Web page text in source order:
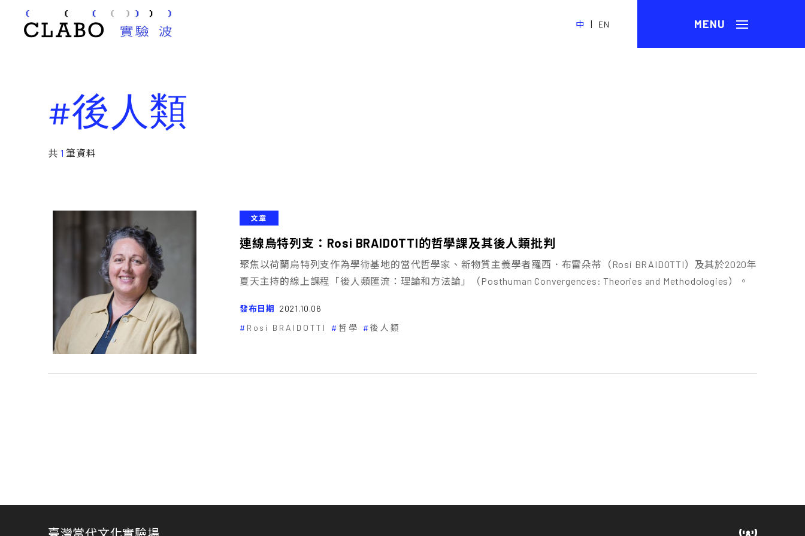
中 | EN
#後人類
共 1筆資料
文章
連線烏特列支：Rosi BRAIDOTTI的哲學課及其後人類批判
聚焦以荷蘭烏特列支作為學術基地的當代哲學家、新物質主義學者羅西．布雷朵蒂（Rosi BRAIDOTTI）及其於2020年
夏天主持的線上課程「後人類匯流：理論和方法論」（Posthuman Convergences: Theories and Methodologies）。
發布日期 2021.10.06
Rosi BRAIDOTTI
哲學 後人類
臺灣當代文化實驗場